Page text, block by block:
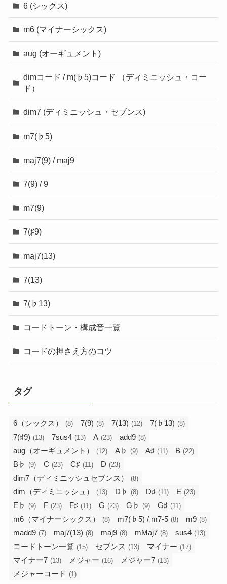
6 (シックス)
m6 (マイナーシックス)
aug (オーギュメント)
dimコード / m(♭5)コード （ディミニッシュ・コー
ド）
dim7 (ディミニッシュ・セブンス)
m7(♭5)
maj7(9) / maj9
7(9) / 9
m7(9)
7(♯9)
maj7(13)
7(13)
7(♭13)
コードトーン・構成音一覧
コードの押さえ方のコツ
タグ
6（シックス） (8) 7(9) (8) 7(13) (12) 7(♭13) (8)
7(♯9) (13) 7sus4 (13) A (23) add9 (8)
aug（オーギュメント） (12) A♭ (9) A♯ (11) B (22)
B♭ (9) C (23) C♯ (11) D (23)
dim7（ディミニッシュセブンス） (8)
dim（ディミニッシュ） (13) D♭ (8) D♯ (11) E (23)
E♭ (9) F (23) F♯ (11) G (23) G♭ (9) G♯ (11)
m6（マイナーシックス） (8) m7(♭5) / m7-5 (8) m9 (8)
madd9 (7) maj7(13) (8) maj9 (8) mMaj7 (8) sus4 (13)
コードトーン一覧 (15) セブンス (13) マイナー (17)
マイナー7 (13) メジャー (16) メジャー7 (13)
メジャーコード (1)